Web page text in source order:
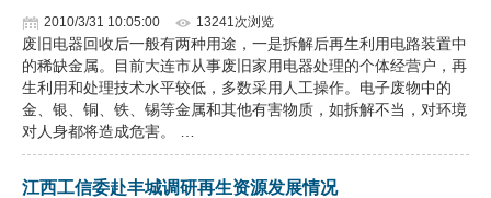
2010/3/31 10:05:00 13241次浏览
废旧电器回收后一般有两种用途，一是拆解后再生利用电路装置中
的稀缺金属。目前大连市从事废旧家用电器处理的个体经营户，再
生利用和处理技术水平较低，多数采用人工操作。电子废物中的
金、银、铜、铁、锡等金属和其他有害物质，如拆解不当，对环境
对人身都将造成危害。 …
江西工信委赴丰城调研再生资源发展情况